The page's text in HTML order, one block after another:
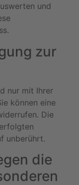
und
zur
nur mit Ihrer
können eine
Die
unberührt.
die